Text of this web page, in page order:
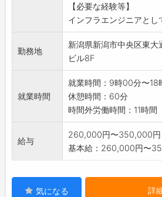
※ブランクがある方も歓
(変更の範囲)会社の定め
【必要な経験等】
インフラエンジニアとし
勤務地
新潟県新潟市中央区東
ビル8F
就業時間
就業時間：9時00分〜18
休憩時間：60分
時間外労働時間：11時間
給与
260,000円〜350,000円
基本給：260,000円〜
気になる 詳